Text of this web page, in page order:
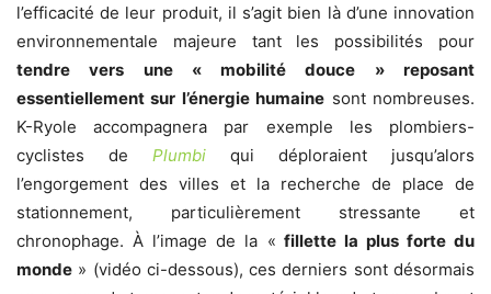
l’efficacité de leur produit, il s’agit bien là d’une innovation
environnementale majeure tant les possibilités pour
tendre vers une « mobilité douce » reposant
essentiellement sur l’énergie humaine sont nombreuses.
K-Ryole accompagnera par exemple les plombiers-
cyclistes de
Plumbi qui déploraient jusqu’alors
l’engorgement des villes et la recherche de place de
stationnement, particulièrement stressante et
chronophage. À l’image de la « fillette la plus forte du
monde » (vidéo ci-dessous), ces derniers sont désormais